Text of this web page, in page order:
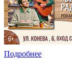
Подробнее